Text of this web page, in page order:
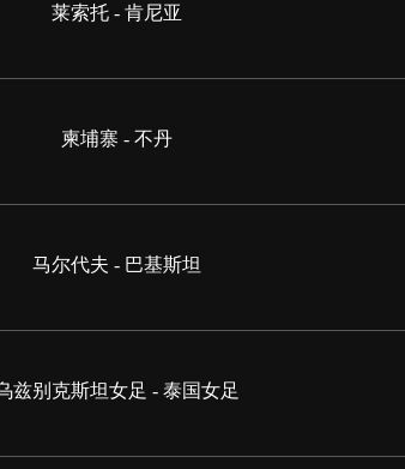
莱索托 - 肯尼亚
柬埔寨 - 不丹
马尔代夫 - 巴基斯坦
兹别克斯坦女足 - 泰国女足